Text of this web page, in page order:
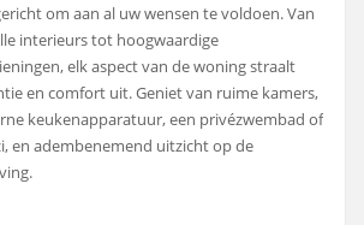
om aan al uw wensen te voldoen. Van
interieurs tot hoogwaardige
elk aspect van de woning straalt
en comfort uit. Geniet van ruime kamers,
keukenapparatuur, een privézwembad of
en adembenemend uitzicht op de